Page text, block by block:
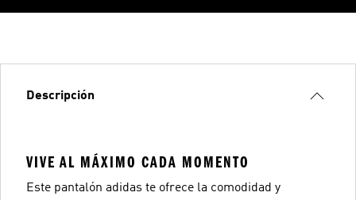
Descripción
VIVE AL MÁXIMO CADA MOMENTO
Este pantalón adidas te ofrece la comodidad y